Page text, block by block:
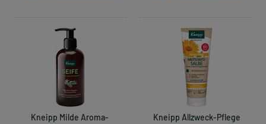
Kneipp Milde Aroma-
Kneipp Allzweck-Pflege